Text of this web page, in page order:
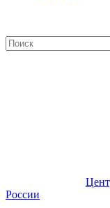
России